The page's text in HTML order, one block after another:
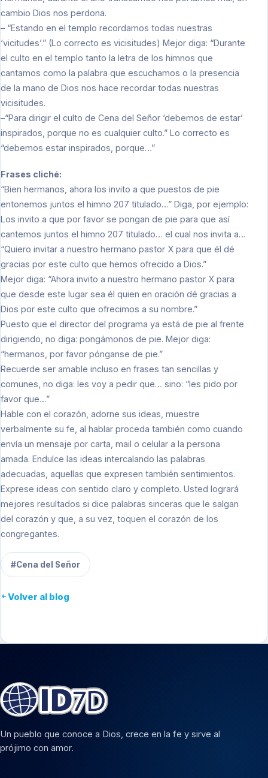
cambio Dios nos perdona.
– “Estando en el templo recordamos todas nuestras
‘vicitudes’.” (Lo correcto es vicisitudes) Mejor diga: “Durante
el culto en el templo tanto la letra de los himnos que
cantamos como la palabra que escuchamos o la presencia
de la mano de Dios nos hace recordar todas nuestras
vicisitudes.
–“Para dirigir el culto de Cena del Señor ‘debemos de estar’
inspirados, porque no es cualquier culto.” Lo correcto es
“debemos estar inspirados, porque…”
Frases cliché:
“Bien hermanos, ahora los invito a que puestos de pie
entonemos juntos el himno 207 titulado…” Diga, por ejemplo:
Los invito a que por favor se pongan de pie para que así
cantemos juntos el himno 207 titulado… el cual nos invita a…
“Quiero invitar a nuestro hermano pastor X para que él dé
gracias por este culto que hemos ofrecido a Dios.”
Mejor diga: “Ahora invito a nuestro hermano pastor X para
que desde este lugar sea él quien en oración dé gracias a
Dios por este culto que ofrecimos a su nombre.”
Puesto que el director del programa ya está de pie al frente
dirigiendo, no diga: pongámonos de pie. Mejor diga:
“hermanos, por favor pónganse de pie.”
Recuerde ser amable incluso en frases tan sencillas y
comunes, no diga: les voy a pedir que… sino: “les pido por
favor que…”
Hable con el corazón, adorne sus ideas, muestre
verbalmente su fe, al hablar proceda también como cuando
envía un mensaje por carta, mail o celular a la persona
amada. Endulce las ideas intercalando las palabras
adecuadas, aquellas que expresen también sentimientos.
Exprese ideas con sentido claro y completo. Usted logrará
mejores resultados si dice palabras sinceras que le salgan
del corazón y que, a su vez, toquen el corazón de los
congregantes.
#Cena del Señor
Volver al blog
Un pueblo que conoce a Dios, crece en la fe y sirve al
prójimo con amor.